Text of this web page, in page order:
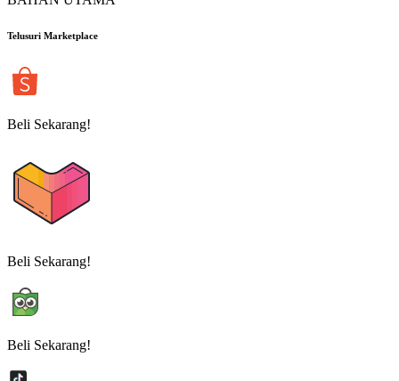
Telusuri Marketplace
Beli Sekarang!
Beli Sekarang!
Beli Sekarang!